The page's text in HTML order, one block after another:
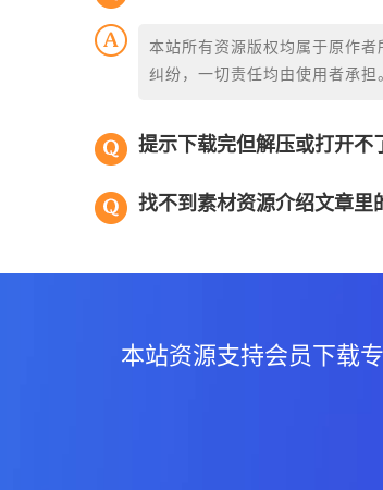
本站所有资源版权均属于原作
纠纷，一切责任均由使用者承担
提示下载完但解压或打开不
找不到素材资源介绍文章里
本站资源支持会员下载